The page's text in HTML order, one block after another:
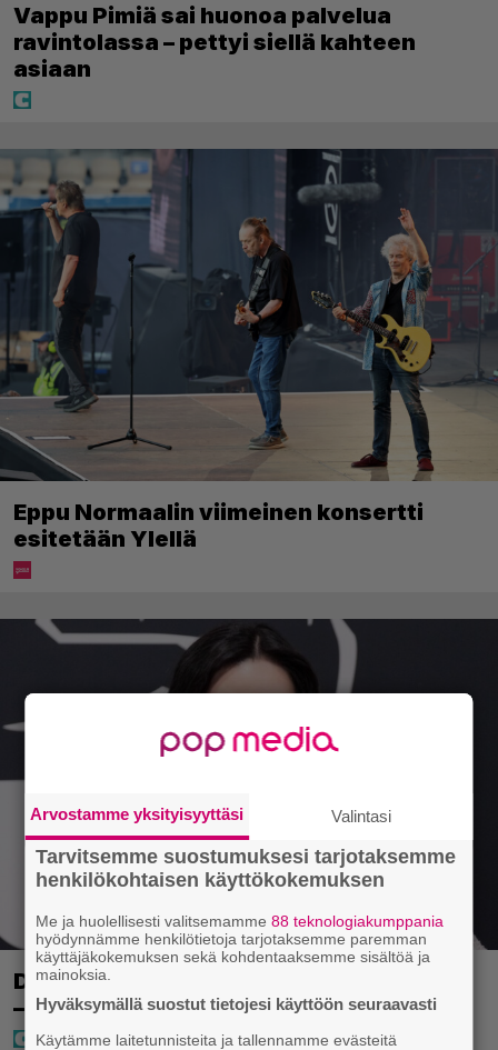
Vappu Pimiä sai huonoa palvelua
ravintolassa – pettyi siellä kahteen
asiaan
Eppu Normaalin viimeinen konsertti
esitetään Ylellä
Diandra julkaisi upeita kuvia Helsingistä
– ”Puitteet kohdillaan”
Arvostamme yksityisyyttäsi Valintasi
Tarvitsemme suostumuksesi tarjotaksemme
henkilökohtaisen käyttökokemuksen
Me ja huolellisesti valitsemamme88 teknologiakumppania
hyödynnämme henkilötietoja tarjotaksemme paremman
käyttäjäkokemuksen sekä kohdentaaksemme sisältöä ja
mainoksia.
Hyväksymällä suostut tietojesi käyttöön seuraavasti
Käytämme laitetunnisteita ja tallennamme evästeitä